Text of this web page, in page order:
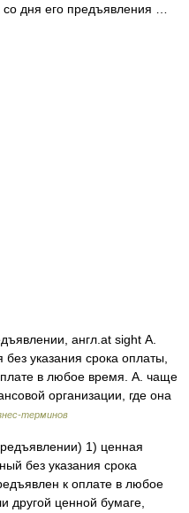
со дня его предъявления …
англ.at sight А.
указания срока оплаты,
в любое время. А. чаще
организации, где она
терминов
1) ценная
без указания срока
к оплате в любое
другой ценной бумаге,